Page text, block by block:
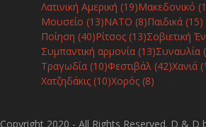
Λατινική Αμερική (19)Μακεδονικό
Μουσείο (13)ΝΑΤΟ (8)Παιδικά(15)
Ποίηση (40)Ρίτσος(13)Σοβιετική
Συμπαντική αρμονία(13)Συναυλία
Τραγωδία(10)Φεστιβάλ(42)Χανιά
Χατζηδάκις(10)Χορός(8)
Copyright 2020 - All Rights Reserved. D & D